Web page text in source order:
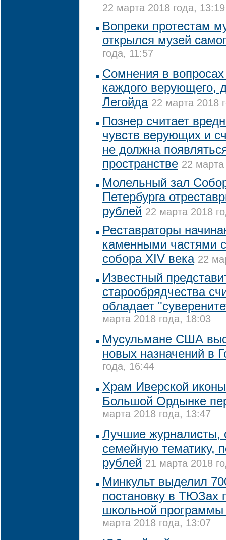
22 марта 2018 года, 13:19
Вопреки протестам
открылся музей
года, 11:57
Сомнения в
каждого верующего,
Легойда 22 марта 2018
Познер считает
чувств верующих и
не должна
пространстве 22
Молельный зал
Петербурга
рублей 22 марта 2018
Реставраторы
каменными частями
собора XIV века 22
Известный
старообрядчества
обладает
марта 2018 года, 18:03
Мусульмане США
новых назначений в
года, 16:44
Храм Иверской
Большой Ордынке
марта 2018 года, 13:47
Лучшие
семейную тематику,
рублей 21 марта 2018
Минкульт выделил
постановку в ТЮЗах
школьной программы
марта 2018 года, 13:07